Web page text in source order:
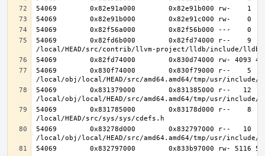
54069        0x82fd6b000        0x82fd74000 r--    9
54069        0x830f74000        0x830f79000 r--    5
54069        0x831379000        0x831385000 r--   12
54069        0x831785000        0x83178d000 r--    8
54069        0x83278d000        0x832797000 r--   10